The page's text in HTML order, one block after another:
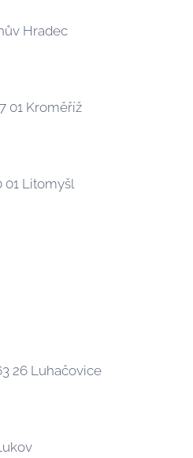
Hradec
01 Kroměříž
01 Litomyšl
26 Luhačovice